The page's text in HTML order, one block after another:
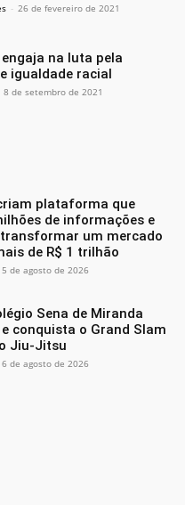
- 26 de fevereiro de 2021
engaja na luta pela
igualdade racial
8 de setembro de 2021
plataforma que
de informações e
um mercado
de R$ 1 trilhão
5 de agosto de 2026
Sena de Miranda
conquista o Grand Slam
Jiu-Jitsu
6 de agosto de 2026